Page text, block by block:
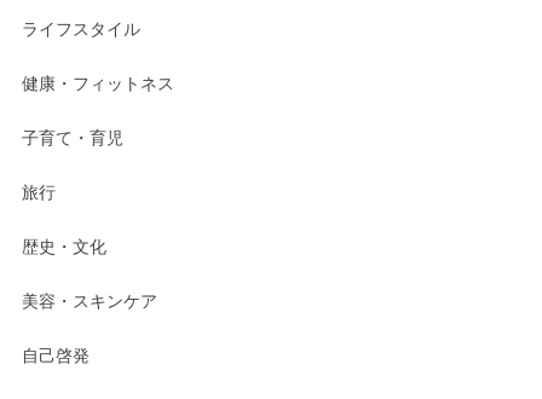
ライフスタイル
健康・フィットネス
子育て・育児
旅行
歴史・文化
美容・スキンケア
自己啓発